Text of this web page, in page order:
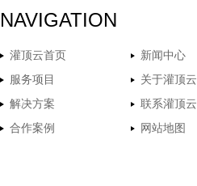
NAVIGATION
灌顶云首页
新闻中心
服务项目
关于灌顶云
解决方案
联系灌顶云
合作案例
网站地图